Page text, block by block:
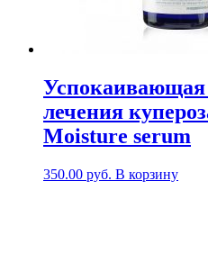
Успокаивающая
лечения
Moisture serum
350.00 руб. В корзину